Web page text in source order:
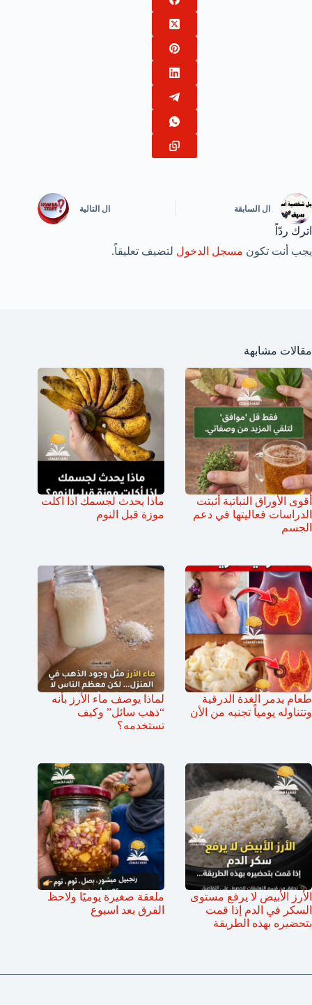
ال السابقة ال التالية
اترك ردّاً
يجب أنت تكون مسجل الدخول لتضيف تعليقاً.
مقالات مشابهة
أقوى الأوراق النباتية أثبتت
الدراسات فعاليتها في دعم
الجسم
ماذا يحدث لجسمك اذا اكلت
موزة قبل النوم
طعام يدمر الغدة الدرقية
وتتناوله يومياً تجنبه من الأن
لماذا يوصف ماء الأرز بأنه
“ذهب سائل” وكيف
تستخدمه؟
الأرز الأبيض لا يرفع مستوى
السكر في الدم إذا قمت
بتحضيره بهذه الطريقة
ملعقة صغيرة يوميًا ولاحظ
الفرق بعد اسبوع